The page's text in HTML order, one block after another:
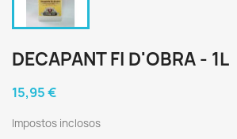
DECAPANT FI D'OBRA - 1L
15,95 €
Impostos inclosos